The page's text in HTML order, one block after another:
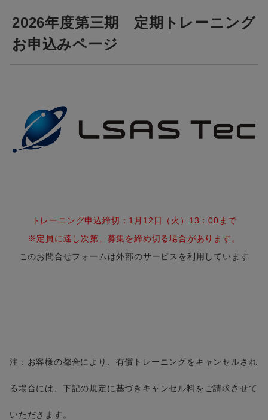
2026年度第三期 定期トレーニング
お申込みページ
トレーニング申込締切：1月12日（火）13：00まで
※定員に達し次第、募集を締め切る場合があります。
このお問合せフォームは外部のサービスを利用しています
注：お客様の都合により、有償トレーニングをキャンセルされ
る場合には、下記の規定に基づきキャンセル料をご請求させて
いただきます。